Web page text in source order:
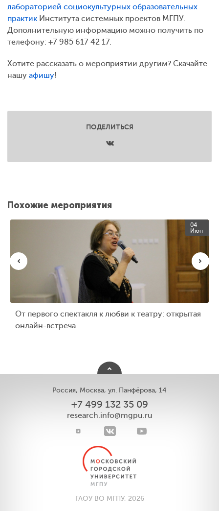
лабораторией социокультурных образовательных
практик Института системных проектов МГПУ.
Дополнительную информацию можно получить по
телефону: +7 985 617 42 17.
Хотите рассказать о мероприятии другим? Скачайте
нашу афишу!
ПОДЕЛИТЬСЯ
Похожие мероприятия
04
Июн
От первого спектакля к любви к театру: открытая
онлайн-встреча
Россия, Москва, ул. Панфёрова, 14
+7 499 132 35 09
research.info@mgpu.ru
ГАОУ ВО МГПУ, 2026